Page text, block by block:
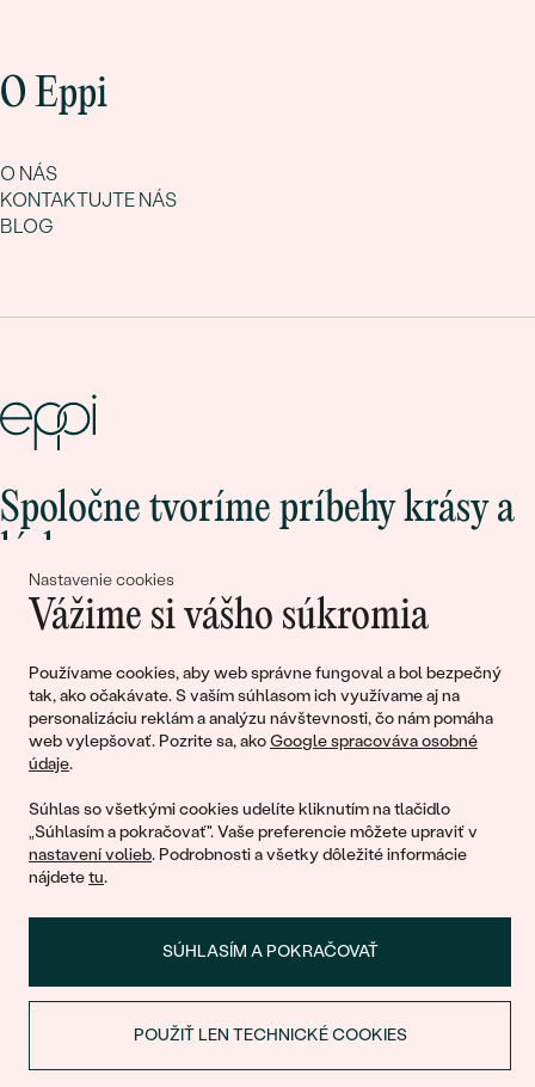
Nastavenie cookies
Vážime si vášho súkromia
Používame cookies, aby web správne fungoval a bol bezpečný
tak, ako očakávate. S vaším súhlasom ich využívame aj na
personalizáciu reklám a analýzu návštevnosti, čo nám pomáha
web vylepšovať. Pozrite sa, akoGoogle spracováva osobné
údaje.
Súhlas so všetkými cookies udelíte kliknutím na tlačidlo
„Súhlasím a pokračovať". Vaše preferencie môžete upraviť v
nastavení volieb. Podrobnosti a všetky dôležité informácie
nájdetetu.
SÚHLASÍM A POKRAČOVAŤ
POUŽIŤ LEN TECHNICKÉ COOKIES
O Eppi
O NÁS
KONTAKTUJTE NÁS
BLOG
Spoločne tvoríme príbehy krásy a
lásky
Pripojte sa k nám!
© 2011 - 2026, Eppi.sk
ZĽAVA NA PRVÝ NÁKUP